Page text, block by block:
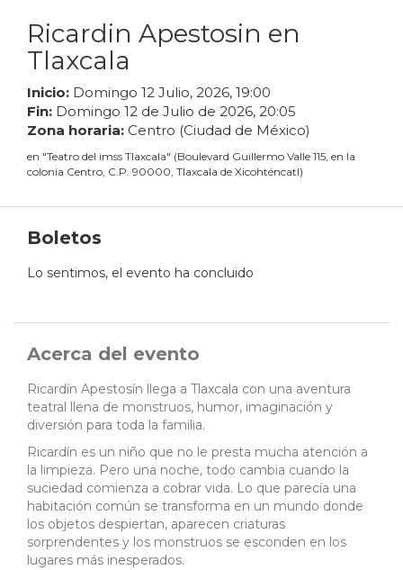
Ricardin Apestosin en
Tlaxcala
Inicio: Domingo 12 Julio, 2026, 19:00
Fin: Domingo 12 de Julio de 2026, 20:05
Zona horaria: Centro (Ciudad de México)
en "Teatro del imss Tlaxcala" (Boulevard Guillermo Valle 115, en la
colonia Centro, C.P. 90000, Tlaxcala de Xicohténcatl)
Boletos
Lo sentimos, el evento ha concluido
Acerca del evento
Ricardín Apestosín llega a Tlaxcala con una aventura
teatral llena de monstruos, humor, imaginación y
diversión para toda la familia.
Ricardín es un niño que no le presta mucha atención a
la limpieza. Pero una noche, todo cambia cuando la
suciedad comienza a cobrar vida. Lo que parecía una
habitación común se transforma en un mundo donde
los objetos despiertan, aparecen criaturas
sorprendentes y los monstruos se esconden en los
lugares más inesperados.